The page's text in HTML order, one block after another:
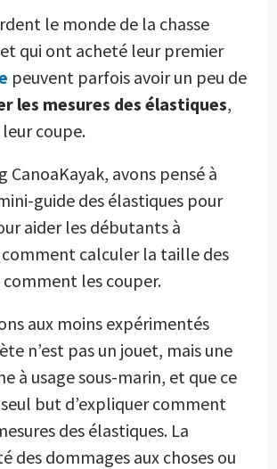
le monde de la chasse
qui ont acheté leur premier
peuvent parfois avoir un peu de
les mesures des élastiques,
coupe.
CanoaKayak, avons pensé à
guide des élastiques pour
aider les débutants à
calculer la taille des
les couper.
aux moins expérimentés
n’est pas un jouet, mais une
à usage sous-marin, et que ce
but d’expliquer comment
des élastiques. La
des dommages aux choses ou